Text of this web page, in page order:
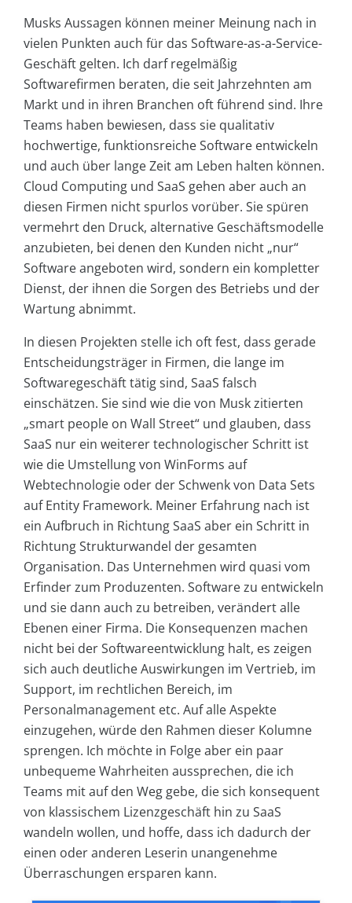
Musks Aussagen können meiner Meinung nach in
vielen Punkten auch für das Software-as-a-Service-
Geschäft gelten. Ich darf regelmäßig
Softwarefirmen beraten, die seit Jahrzehnten am
Markt und in ihren Branchen oft führend sind. Ihre
Teams haben bewiesen, dass sie qualitativ
hochwertige, funktionsreiche Software entwickeln
und auch über lange Zeit am Leben halten können.
Cloud Computing und SaaS gehen aber auch an
diesen Firmen nicht spurlos vorüber. Sie spüren
vermehrt den Druck, alternative Geschäftsmodelle
anzubieten, bei denen den Kunden nicht „nur“
Software angeboten wird, sondern ein kompletter
Dienst, der ihnen die Sorgen des Betriebs und der
Wartung abnimmt.
In diesen Projekten stelle ich oft fest, dass gerade
Entscheidungsträger in Firmen, die lange im
Softwaregeschäft tätig sind, SaaS falsch
einschätzen. Sie sind wie die von Musk zitierten
„smart people on Wall Street“ und glauben, dass
SaaS nur ein weiterer technologischer Schritt ist
wie die Umstellung von WinForms auf
Webtechnologie oder der Schwenk von Data Sets
auf Entity Framework. Meiner Erfahrung nach ist
ein Aufbruch in Richtung SaaS aber ein Schritt in
Richtung Strukturwandel der gesamten
Organisation. Das Unternehmen wird quasi vom
Erfinder zum Produzenten. Software zu entwickeln
und sie dann auch zu betreiben, verändert alle
Ebenen einer Firma. Die Konsequenzen machen
nicht bei der Softwareentwicklung halt, es zeigen
sich auch deutliche Auswirkungen im Vertrieb, im
Support, im rechtlichen Bereich, im
Personalmanagement etc. Auf alle Aspekte
einzugehen, würde den Rahmen dieser Kolumne
sprengen. Ich möchte in Folge aber ein paar
unbequeme Wahrheiten aussprechen, die ich
Teams mit auf den Weg gebe, die sich konsequent
von klassischem Lizenzgeschäft hin zu SaaS
wandeln wollen, und hoffe, dass ich dadurch der
einen oder anderen Leserin unangenehme
Überraschungen ersparen kann.